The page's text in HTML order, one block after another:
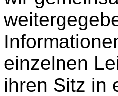
einzelnen
ihren Sitz in